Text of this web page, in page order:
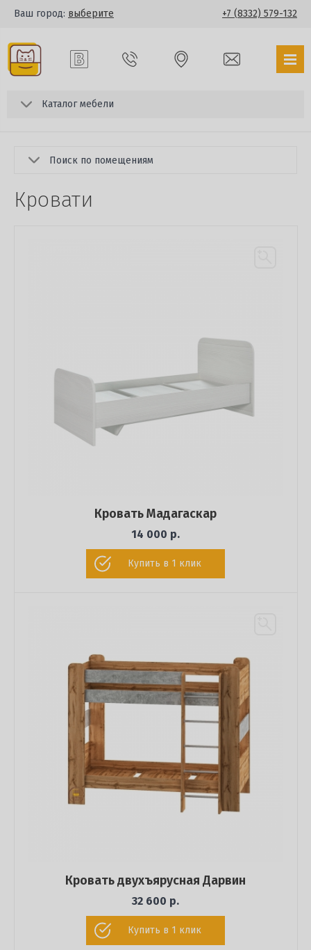
Ваш город: выберите +7 (8332) 579-132
Каталог мебели
Поиск по помещениям
Кровати
Кровать Мадагаскар
14 000 р.
Купить в 1 клик
Кровать двухъярусная Дарвин
32 600 р.
Купить в 1 клик